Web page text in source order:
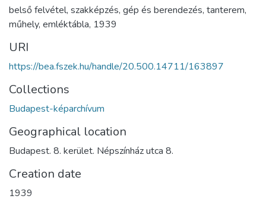
belső felvétel, szakképzés, gép és berendezés, tanterem,
műhely, emléktábla, 1939
URI
https://bea.fszek.hu/handle/20.500.14711/163897
Collections
Budapest-képarchívum
Geographical location
Budapest. 8. kerület. Népszínház utca 8.
Creation date
1939